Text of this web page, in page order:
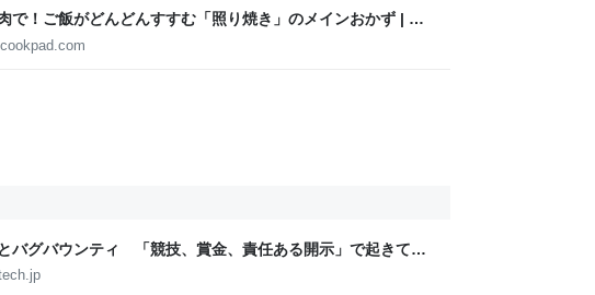
で！ご飯がどんどんすすむ「照り焼き」のメインおかず | ク
バグバウンティ 「競技、賞金、責任ある開示」で起きてい
ス】 - レバテックLAB